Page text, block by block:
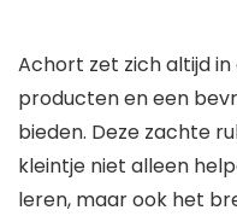
Achort zet zich altijd in
producten en een
bieden. Deze zachte
kleintje niet alleen
leren, maar ook het